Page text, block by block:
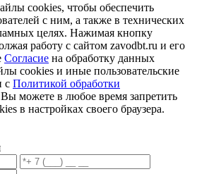
cookies, чтобы обеспечить
с ним, а также в технических
целях. Нажимая кнопку
работу с сайтом zavodbt.ru и его
Согласие на обработку данных
cookies и иные пользовательские
с Политикой обработки
можете в любое время запретить
в настройках своего браузера.